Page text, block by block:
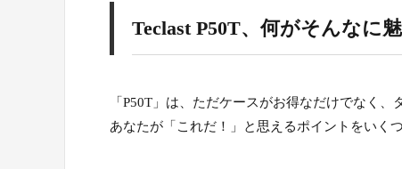
Teclast P50T、何がそんなに
「P50T」は、ただケースがお得なだけでなく
あなたが「これだ！」と思えるポイントをいく